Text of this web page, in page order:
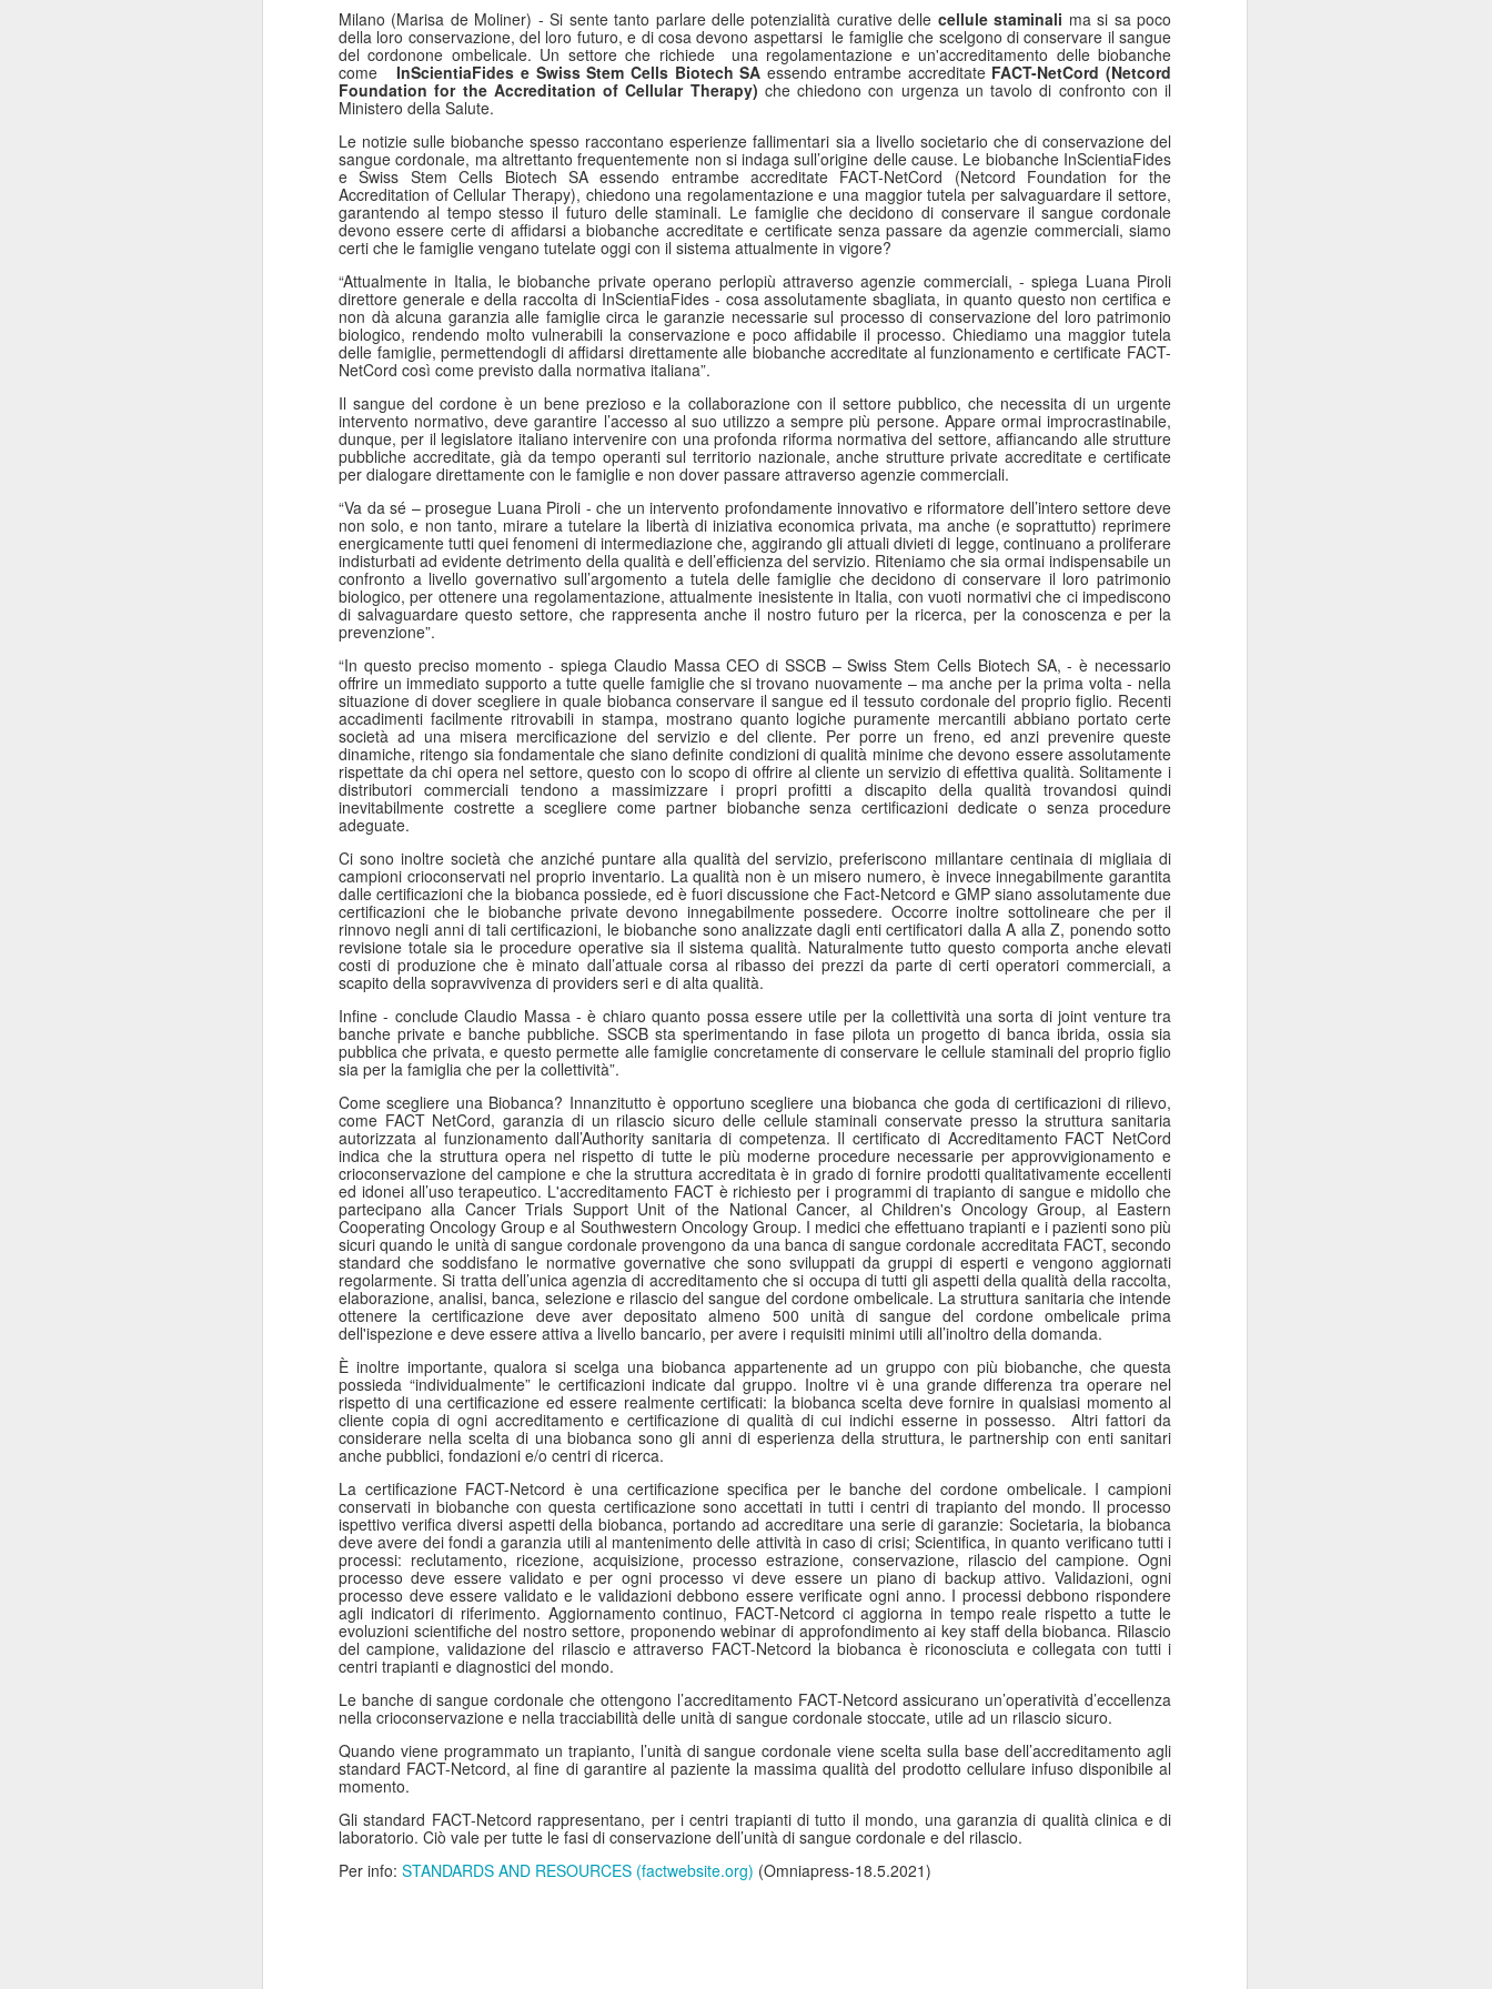
Milano (Marisa de Moliner) - Si sente tanto parlare delle potenzialità curative delle cellule staminali ma si sa poco
della loro conservazione, del loro futuro, e di cosa devono aspettarsi le famiglie che scelgono di conservare il sangue
del cordonone ombelicale. Un settore che richiede una regolamentazione e un'accreditamento delle biobanche
come
InScientiaFides e Swiss Stem Cells Biotech SA essendo entrambe accreditate FACT-NetCord (Netcord
Foundation for the Accreditation of Cellular Therapy) che chiedono con urgenza un tavolo di confronto con il
Ministero della Salute.
Le notizie sulle biobanche spesso raccontano esperienze fallimentari sia a livello societario che di conservazione del
sangue cordonale, ma altrettanto frequentemente non si indaga sull’origine delle cause. Le biobanche InScientiaFides
e Swiss Stem Cells Biotech SA essendo entrambe accreditate FACT-NetCord (Netcord Foundation for the
Accreditation of Cellular Therapy), chiedono una regolamentazione e una maggior tutela per salvaguardare il settore,
garantendo al tempo stesso il futuro delle staminali. Le famiglie che decidono di conservare il sangue cordonale
devono essere certe di affidarsi a biobanche accreditate e certificate senza passare da agenzie commerciali, siamo
certi che le famiglie vengano tutelate oggi con il sistema attualmente in vigore?
“Attualmente in Italia, le biobanche private operano perlopiù attraverso agenzie commerciali, - spiega Luana Piroli
direttore generale e della raccolta di InScientiaFides - cosa assolutamente sbagliata, in quanto questo non certifica e
non dà alcuna garanzia alle famiglie circa le garanzie necessarie sul processo di conservazione del loro patrimonio
biologico, rendendo molto vulnerabili la conservazione e poco affidabile il processo. Chiediamo una maggior tutela
delle famiglie, permettendogli di affidarsi direttamente alle biobanche accreditate al funzionamento e certificate FACT-
NetCord così come previsto dalla normativa italiana”.
Il sangue del cordone è un bene prezioso e la collaborazione con il settore pubblico, che necessita di un urgente
intervento normativo, deve garantire l’accesso al suo utilizzo a sempre più persone. Appare ormai improcrastinabile,
dunque, per il legislatore italiano intervenire con una profonda riforma normativa del settore, affiancando alle strutture
pubbliche accreditate, già da tempo operanti sul territorio nazionale, anche strutture private accreditate e certificate
per dialogare direttamente con le famiglie e non dover passare attraverso agenzie commerciali.
“Va da sé – prosegue Luana Piroli - che un intervento profondamente innovativo e riformatore dell’intero settore deve
non solo, e non tanto, mirare a tutelare la libertà di iniziativa economica privata, ma anche (e soprattutto) reprimere
energicamente tutti quei fenomeni di intermediazione che, aggirando gli attuali divieti di legge, continuano a proliferare
indisturbati ad evidente detrimento della qualità e dell’efficienza del servizio. Riteniamo che sia ormai indispensabile un
confronto a livello governativo sull’argomento a tutela delle famiglie che decidono di conservare il loro patrimonio
biologico, per ottenere una regolamentazione, attualmente inesistente in Italia, con vuoti normativi che ci impediscono
di salvaguardare questo settore, che rappresenta anche il nostro futuro per la ricerca, per la conoscenza e per la
prevenzione”.
“In questo preciso momento - spiega Claudio Massa CEO di SSCB – Swiss Stem Cells Biotech SA, - è necessario
offrire un immediato supporto a tutte quelle famiglie che si trovano nuovamente – ma anche per la prima volta - nella
situazione di dover scegliere in quale biobanca conservare il sangue ed il tessuto cordonale del proprio figlio. Recenti
accadimenti facilmente ritrovabili in stampa, mostrano quanto logiche puramente mercantili abbiano portato certe
società ad una misera mercificazione del servizio e del cliente. Per porre un freno, ed anzi prevenire queste
dinamiche, ritengo sia fondamentale che siano definite condizioni di qualità minime che devono essere assolutamente
rispettate da chi opera nel settore, questo con lo scopo di offrire al cliente un servizio di effettiva qualità. Solitamente i
distributori commerciali tendono a massimizzare i propri profitti a discapito della qualità trovandosi quindi
inevitabilmente costrette a scegliere come partner biobanche senza certificazioni dedicate o senza procedure
adeguate.
Ci sono inoltre società che anziché puntare alla qualità del servizio, preferiscono millantare centinaia di migliaia di
campioni crioconservati nel proprio inventario. La qualità non è un misero numero, è invece innegabilmente garantita
dalle certificazioni che la biobanca possiede, ed è fuori discussione che Fact-Netcord e GMP siano assolutamente due
certificazioni che le biobanche private devono innegabilmente possedere. Occorre inoltre sottolineare che per il
rinnovo negli anni di tali certificazioni, le biobanche sono analizzate dagli enti certificatori dalla A alla Z, ponendo sotto
revisione totale sia le procedure operative sia il sistema qualità. Naturalmente tutto questo comporta anche elevati
costi di produzione che è minato dall’attuale corsa al ribasso dei prezzi da parte di certi operatori commerciali, a
scapito della sopravvivenza di providers seri e di alta qualità.
Infine - conclude Claudio Massa - è chiaro quanto possa essere utile per la collettività una sorta di joint venture tra
banche private e banche pubbliche. SSCB sta sperimentando in fase pilota un progetto di banca ibrida, ossia sia
pubblica che privata, e questo permette alle famiglie concretamente di conservare le cellule staminali del proprio figlio
sia per la famiglia che per la collettività”.
Come scegliere una Biobanca? Innanzitutto è opportuno scegliere una biobanca che goda di certificazioni di rilievo,
come FACT NetCord, garanzia di un rilascio sicuro delle cellule staminali conservate presso la struttura sanitaria
autorizzata al funzionamento dall’Authority sanitaria di competenza. Il certificato di Accreditamento FACT NetCord
indica che la struttura opera nel rispetto di tutte le più moderne procedure necessarie per approvvigionamento e
crioconservazione del campione e che la struttura accreditata è in grado di fornire prodotti qualitativamente eccellenti
ed idonei all’uso terapeutico. L'accreditamento FACT è richiesto per i programmi di trapianto di sangue e midollo che
partecipano alla Cancer Trials Support Unit of the National Cancer, al Children's Oncology Group, al Eastern
Cooperating Oncology Group e al Southwestern Oncology Group. I medici che effettuano trapianti e i pazienti sono più
sicuri quando le unità di sangue cordonale provengono da una banca di sangue cordonale accreditata FACT, secondo
standard che soddisfano le normative governative che sono sviluppati da gruppi di esperti e vengono aggiornati
regolarmente. Si tratta dell’unica agenzia di accreditamento che si occupa di tutti gli aspetti della qualità della raccolta,
elaborazione, analisi, banca, selezione e rilascio del sangue del cordone ombelicale. La struttura sanitaria che intende
ottenere la certificazione deve aver depositato almeno 500 unità di sangue del cordone ombelicale prima
dell'ispezione e deve essere attiva a livello bancario, per avere i requisiti minimi utili all’inoltro della domanda.
È inoltre importante, qualora si scelga una biobanca appartenente ad un gruppo con più biobanche, che questa
possieda “individualmente” le certificazioni indicate dal gruppo. Inoltre vi è una grande differenza tra operare nel
rispetto di una certificazione ed essere realmente certificati: la biobanca scelta deve fornire in qualsiasi momento al
cliente copia di ogni accreditamento e certificazione di qualità di cui indichi esserne in possesso.
Altri fattori da
considerare nella scelta di una biobanca sono gli anni di esperienza della struttura, le partnership con enti sanitari
anche pubblici, fondazioni e/o centri di ricerca.
La certificazione FACT-Netcord è una certificazione specifica per le banche del cordone ombelicale. I campioni
conservati in biobanche con questa certificazione sono accettati in tutti i centri di trapianto del mondo. Il processo
ispettivo verifica diversi aspetti della biobanca, portando ad accreditare una serie di garanzie: Societaria, la biobanca
deve avere dei fondi a garanzia utili al mantenimento delle attività in caso di crisi; Scientifica, in quanto verificano tutti i
processi: reclutamento, ricezione, acquisizione, processo estrazione, conservazione, rilascio del campione. Ogni
processo deve essere validato e per ogni processo vi deve essere un piano di backup attivo. Validazioni, ogni
processo deve essere validato e le validazioni debbono essere verificate ogni anno. I processi debbono rispondere
agli indicatori di riferimento. Aggiornamento continuo, FACT-Netcord ci aggiorna in tempo reale rispetto a tutte le
evoluzioni scientifiche del nostro settore, proponendo webinar di approfondimento ai key staff della biobanca. Rilascio
del campione, validazione del rilascio e attraverso FACT-Netcord la biobanca è riconosciuta e collegata con tutti i
centri trapianti e diagnostici del mondo.
Le banche di sangue cordonale che ottengono l’accreditamento FACT-Netcord assicurano un’operatività d’eccellenza
nella crioconservazione e nella tracciabilità delle unità di sangue cordonale stoccate, utile ad un rilascio sicuro.
Quando viene programmato un trapianto, l’unità di sangue cordonale viene scelta sulla base dell’accreditamento agli
standard FACT-Netcord, al fine di garantire al paziente la massima qualità del prodotto cellulare infuso disponibile al
momento.
Gli standard FACT-Netcord rappresentano, per i centri trapianti di tutto il mondo, una garanzia di qualità clinica e di
laboratorio. Ciò vale per tutte le fasi di conservazione dell’unità di sangue cordonale e del rilascio.
Per info: STANDARDS AND RESOURCES (factwebsite.org) (Omniapress-18.5.2021)
ANISAP Lombardia:
Pietro Potestio
Confermato
Presidente. I Privati
Accreditati al SSN
Rappresentano il 40%
del Servizio Sanitario
Lombardo
Monza - Pietro Potestio è stato
confermato Presidente di ANISAP
Lombardia, Associazione
Regionale delle Istituzioni
Sanitarie Ambulatoriali Private e
accreditate al SSN.
Potestio, 52 anni, è Fondatore e
Amministratore dal 2002 dello
Studio Radiologico “Città di
Parabiago”, in provincia di Milano.
“Il 40% del Servizio sanitario
all’interno di Regione Lombardia -
afferma Potestio - viene svolto dai
privati accreditati.
JUL
16
Collectibles (Oggetti
da Collezione):
Mercato Mondiale a
628 Miliardi di Dollari
Entro il 2031. In
della Gen Z. Il
RiminiComix
Milano - Il mercato globale dei
collectibles, oggetti da collezione
che spaziano dalle card alle action
figure, dai gadget alle edizioni
speciali, dal vinile ai videogiochi
dollari nel 2025 e, secondo le
analisi di Market Decipher, società
di ricerca di mercato specializzata
in settori emergenti, è destinato a
raggiungere i 628 miliardi entro il
2031.
JUL
14
Ricerca Infermieristica
Italiana: Rosario
Caruso (MultiMedica)
entra nella "Top 2%
Scientists 2025" di
Elsevier
Rosario Caruso
Milano - Un importante
riconoscimento internazionale
premia un infermiere italiano e, in
generale, la ricerca infermieristica
JUL
10
Sordocecità e
Disabilità
Psicosensoriale:
Presentato il Bilancio
Sociale 2025 di
Filo d'Oro. Aumentano
a 73 Milioni di Euro
(+12%) le Donazioni
Milano – Il 2025 conferma il
percorso di crescita della
Fondazione Lega del Filo d'Oro,
che continua ad ampliare la
bisogni delle persone sordocieche
e con pluridisabilità
psicosensoriale, rafforzando la
presenza sul territorio nazionale e
investendo nello sviluppo dei
servizi, dell'organizzazione e delle
JUL
7
Internet: Italia al 15mo Posto nel Mondo per la Qualità
della Rete. Al Primo Posto l'Estonia. La Classifica di
97 Paesi della eSIM Saily
Milano - Secondo il nuovo Indice di connettività internet stilato dall'app
eSIM per i viaggi Saily, l'Italia si colloca al 15° posto della classifica
Portogallo e Francia. Per il secondo anno consecutivo, è stata
effettuata una valutazione sulla rete internet di 97 Paesi in base a criteri
quali sicurezza informatica, qualità, accessibilità economica e libertà.
JUL
3
Hockey: il 4 Luglio "Ritrovo Devils 2026" a Quinto de
Stampi (Rozzano). Incontro con i Tifosi dei Campioni
Anni '80/'90
Milano (Massimiliano Bordignon) - Milano si prepara a riabbracciare una
parte fondamentale della propria storia hockeistica con il Ritrovo Devils
2026, in programma sabato 4 luglio 2026 al Celtic Soul di Quinto de
Stampi, Rozzano. L’iniziativa riporta al centro l’eredità dei Devils
rossoneri, capaci tra fine anni ’80 e metà ’90 di costruire un palmarès
unico: scudetti, trofei internazionali e un’identità che ha segnato il
movimento italiano.
JUL
2
Comunicazione: Nasce "Be Closer" Agenzia Made in
Italy che Sfida le Major Internazionali. Ricavi a 122
Milioni di Euro
Milano (Marisa de Moliner) - Competere con le holding internazionali
della comunicazione e raddoppiare in tre anni gli attuali ricavi annui
superiori a 122 milioni di euro, un progetto ambizioso? Certo, ma
Sae, di Next Different e di Uniting, approda ora a Be Closer, la nuova
communication company italiana indipendente presentata a Milano al
“Franco Parenti”.
JUN
30
Tumore al Polmone ALK-Positivo: Studio CROWN
Conferma Sopravvivenza più Lunga con Lorlatinib di
Pfizer
Milano – Nel corso di un incontro stampa è stato annunciato che, a
sette anni dall’avvio, lo studio CROWN conferma che lorlatinib offre la
sopravvivenza libera da progressione (PFS) più lunga mai documentata
nel tumore del polmone non a piccole cellule (NSCLC) ALK-positivo
avanzato.
JUN
Giornata Mondiale del Microbioma (27 Giugno 2026):
Danone Italia e ADI (Associazione Italiana di
Dietetica e Nutrizione Clinica) Lanciano Premio per la
Rimedio è l'Alimentazione Sana
Milano – In occasione della Giornata Mondiale del Microbioma (27
giugno 2026) e del sessantesimo anniversario della presenza di Danone